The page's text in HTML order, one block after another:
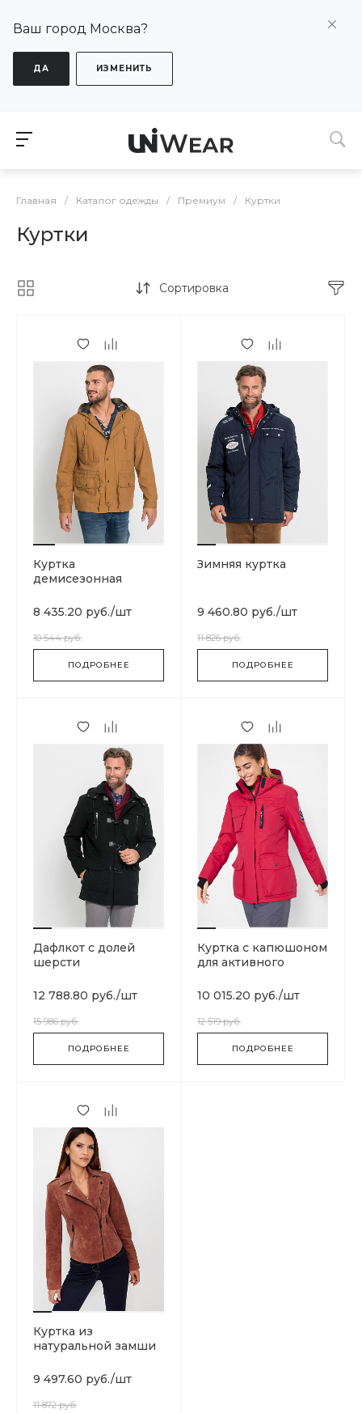
Ваш город Москва?
ДА ИЗМЕНИТЬ
Главная / Каталог одежды / Премиум / Куртки
Куртки
Сортировка
Куртка
демисезонная
8 435.20 руб./шт
10 544 руб.
ПОДРОБНЕЕ
Зимняя куртка
9 460.80 руб./шт
11 826 руб.
ПОДРОБНЕЕ
Дафлкот с долей
шерсти
12 788.80 руб./шт
15 986 руб.
ПОДРОБНЕЕ
Куртка с капюшоном
для активного
10 015.20 руб./шт
12 519 руб.
ПОДРОБНЕЕ
Куртка из
натуральной замши
9 497.60 руб./шт
11 872 руб.